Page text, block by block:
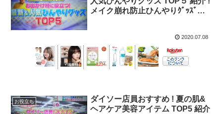
メイク崩れ防止ひんやりｸﾞｯｽﾞ
2020.07.08
お役立ち
ダイソー店員おすすめ ! 夏の肌&
ヘアケア美容アイテム TOP5 紹介